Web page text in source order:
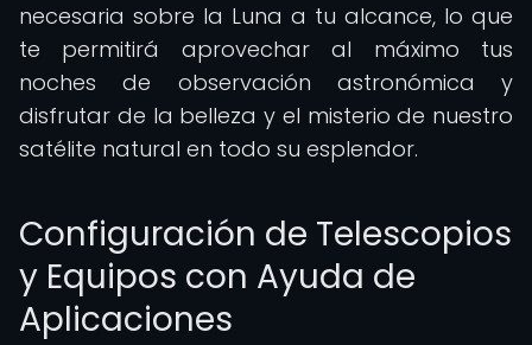
necesaria sobre la Luna a tu alcance, lo que
te permitirá aprovechar al máximo tus
noches de observación astronómica y
disfrutar de la belleza y el misterio de nuestro
satélite natural en todo su esplendor.
Configuración de Telescopios
y Equipos con Ayuda de
Aplicaciones